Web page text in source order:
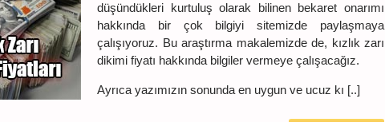
düşündükleri kurtuluş olarak bilinen bekaret onarımı
hakkında bir çok bilgiyi sitemizde paylaşmaya
çalışıyoruz. Bu araştırma makalemizde de, kızlık zarı
dikimi fiyatı hakkında bilgiler vermeye çalışacağız.
Ayrıca yazımızın sonunda en uygun ve ucuz kı [..]